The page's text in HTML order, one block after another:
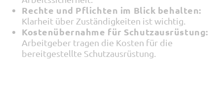
Rechte und Pflichten im Blick behalten:
Klarheit über Zuständigkeiten ist wichtig.
Kostenübernahme für Schutzausrüstung:
Arbeitgeber tragen die Kosten für die
bereitgestellte Schutzausrüstung.